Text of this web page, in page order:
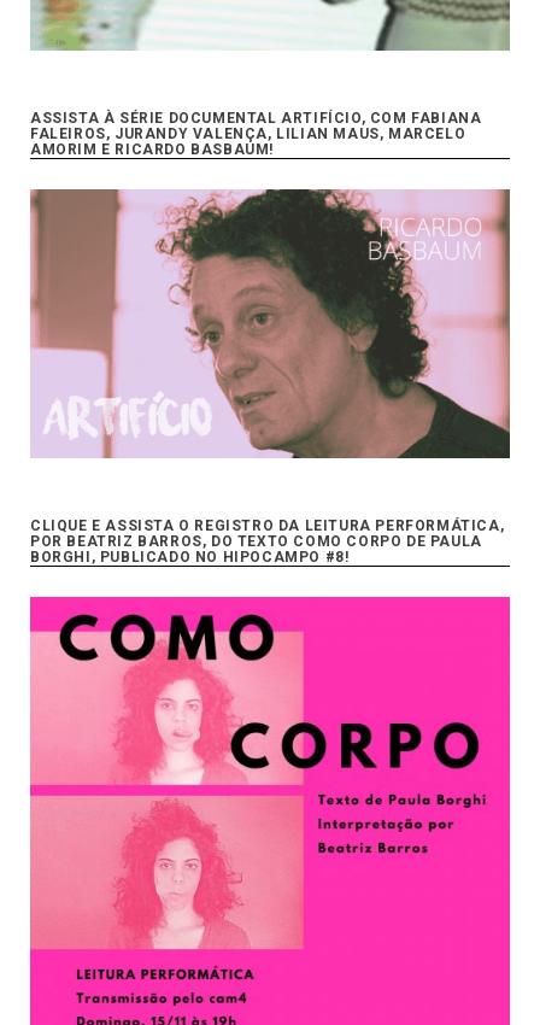
ASSISTA À SÉRIE DOCUMENTAL ARTIFÍCIO, COM FABIANA
FALEIROS, JURANDY VALENÇA, LILIAN MAUS, MARCELO
AMORIM E RICARDO BASBAUM!
CLIQUE E ASSISTA O REGISTRO DA LEITURA PERFORMÁTICA,
POR BEATRIZ BARROS, DO TEXTO COMO CORPO DE PAULA
BORGHI, PUBLICADO NO HIPOCAMPO #8!